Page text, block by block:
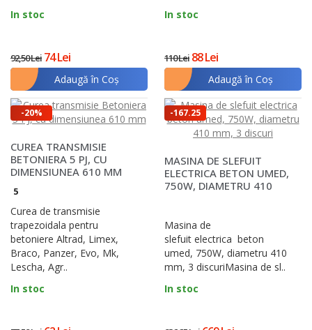
In stoc
92,50 Lei 74 Lei
Adaugă în Coş
In stoc
110 Lei 88 Lei
Adaugă în Coş
-20%
CUREA TRANSMISIE
BETONIERA 5 PJ, CU
DIMENSIUNEA 610 MM
5
Curea de transmisie
trapezoidala pentru
betoniere Altrad, Limex,
Braco, Panzer, Evo, Mk,
Lescha, Agr..
In stoc
-167.25
lei
MASINA DE SLEFUIT
ELECTRICA BETON UMED,
750W, DIAMETRU 410
Masina de
slefuit electrica beton
umed, 750W, diametru 410
mm, 3 discuriMasina de sl..
In stoc